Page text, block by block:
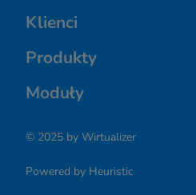
O nas
Prywatność
Licencja
Klienci
Wdrożenia
Referencje
Klienci o nas
Produkty
Sklepy internetowe
Strony internetowe
Moduły
Marketing
Automatyzacja
© 2025 by Wirtualizer
Powered by Heuristic